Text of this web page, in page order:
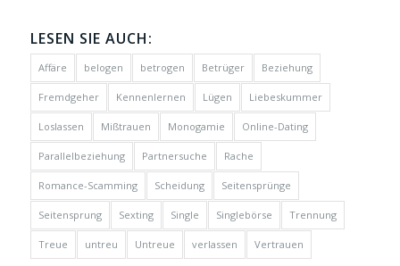
LESEN SIE AUCH:
Affäre belogen betrogen Betrüger Beziehung
Fremdgeher Kennenlernen Lügen Liebeskummer
Loslassen Mißtrauen Monogamie Online-Dating
Parallelbeziehung Partnersuche Rache
Romance-Scamming Scheidung Seitensprünge
Seitensprung Sexting Single Singlebörse Trennung
Treue untreu Untreue verlassen Vertrauen